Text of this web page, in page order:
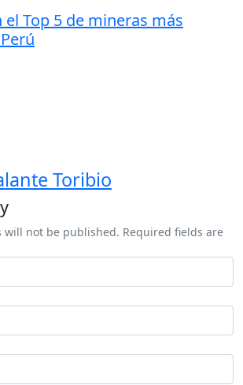
el Top 5 de mineras más
Toribio
will not be published. Required fields are